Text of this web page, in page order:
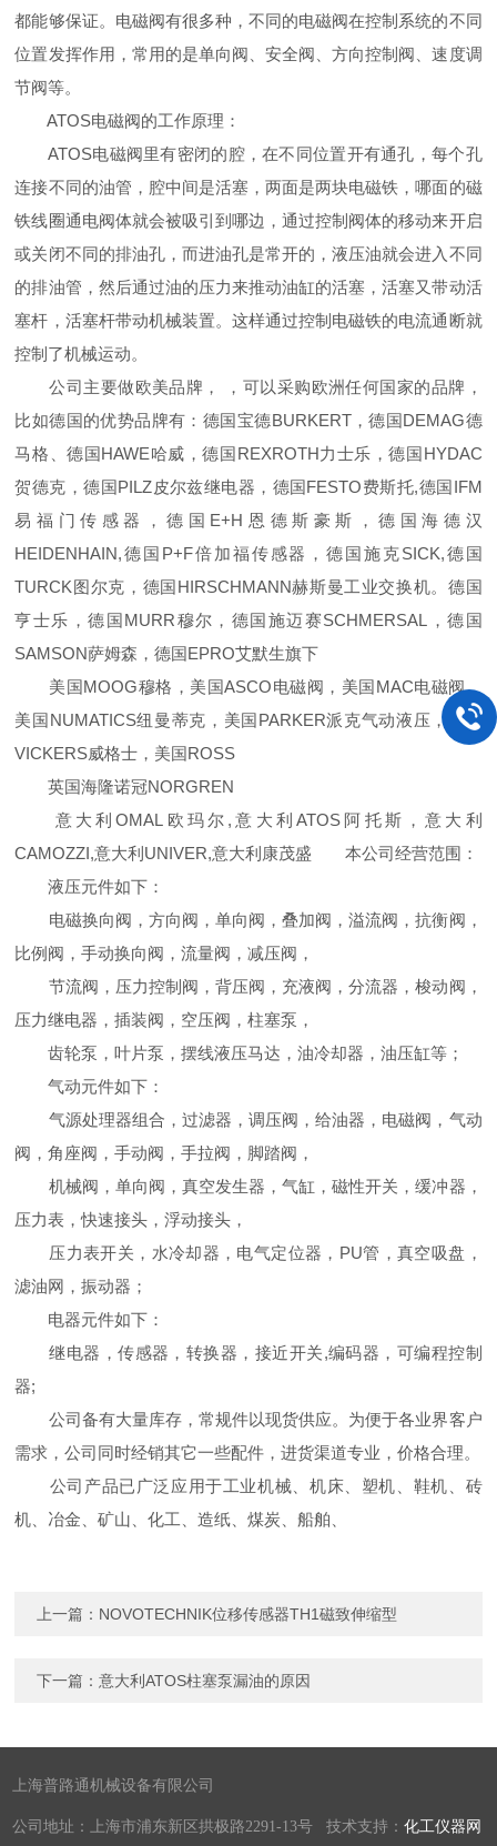
都能够保证。电磁阀有很多种，不同的电磁阀在控制系统的不同
位置发挥作用，常用的是单向阀、安全阀、方向控制阀、速度调
节阀等。
ATOS电磁阀的工作原理：
ATOS电磁阀里有密闭的腔，在不同位置开有通孔，每个孔
连接不同的油管，腔中间是活塞，两面是两块电磁铁，哪面的磁
铁线圈通电阀体就会被吸引到哪边，通过控制阀体的移动来开启
或关闭不同的排油孔，而进油孔是常开的，液压油就会进入不同
的排油管，然后通过油的压力来推动油缸的活塞，活塞又带动活
塞杆，活塞杆带动机械装置。这样通过控制电磁铁的电流通断就
控制了机械运动。
公司主要做欧美品牌， ，可以采购欧洲任何国家的品牌，
比如德国的优势品牌有：德国宝德BURKERT，德国DEMAG德
马格、德国HAWE哈威，德国REXROTH力士乐，德国HYDAC
贺德克，德国PILZ皮尔兹继电器，德国FESTO费斯托,德国IFM
易福门传感器，德国E+H恩德斯豪斯，德国海德汉
HEIDENHAIN,德国P+F倍加福传感器，德国施克SICK,德国
TURCK图尔克，德国HIRSCHMANN赫斯曼工业交换机。德国
亨士乐，德国MURR穆尔，德国施迈赛SCHMERSAL，德国
SAMSON萨姆森，德国EPRO艾默生旗下
美国MOOG穆格，美国ASCO电磁阀，美国MAC电磁阀，
美国NUMATICS纽曼蒂克，美国PARKER派克气动液压，美国
VICKERS威格士，美国ROSS
英国海隆诺冠NORGREN
意大利OMAL欧玛尔,意大利ATOS阿托斯，意大利
CAMOZZI,意大利UNIVER,意大利康茂盛 本公司经营范围：
液压元件如下：
电磁换向阀，方向阀，单向阀，叠加阀，溢流阀，抗衡阀，
比例阀，手动换向阀，流量阀，减压阀，
节流阀，压力控制阀，背压阀，充液阀，分流器，梭动阀，
压力继电器，插装阀，空压阀，柱塞泵，
齿轮泵，叶片泵，摆线液压马达，油冷却器，油压缸等；
气动元件如下：
气源处理器组合，过滤器，调压阀，给油器，电磁阀，气动
阀，角座阀，手动阀，手拉阀，脚踏阀，
机械阀，单向阀，真空发生器，气缸，磁性开关，缓冲器，
压力表，快速接头，浮动接头，
压力表开关，水冷却器，电气定位器，PU管，真空吸盘，
滤油网，振动器；
电器元件如下：
继电器，传感器，转换器，接近开关,编码器，可编程控制
器;
公司备有大量库存，常规件以现货供应。为便于各业界客户
需求，公司同时经销其它一些配件，进货渠道专业，价格合理。
公司产品已广泛应用于工业机械、机床、塑机、鞋机、砖
机、冶金、矿山、化工、造纸、煤炭、船舶、
上一篇： NOVOTECHNIK位移传感器TH1磁致伸缩型
下一篇：意大利ATOS柱塞泵漏油的原因
上海普路通机械设备有限公司
公司地址：上海市浦东新区拱极路2291-13号 技术支持：化工仪器网